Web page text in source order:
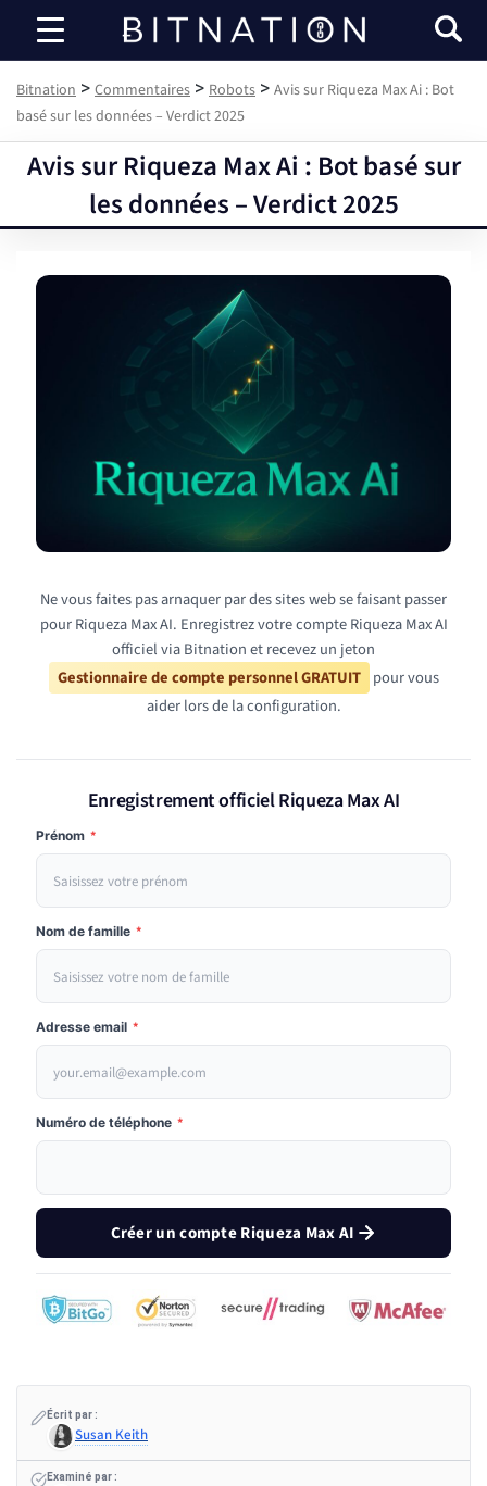
Bitnation
Bitnation > Commentaires > Robots > Avis sur Riqueza Max Ai : Bot
basé sur les données – Verdict 2025
Avis sur Riqueza Max Ai : Bot basé sur
les données – Verdict 2025
Ne vous faites pas arnaquer par des sites web se faisant passer
pour Riqueza Max AI. Enregistrez votre compte Riqueza Max AI
officiel via Bitnation et recevez un jeton
Gestionnaire de compte personnel GRATUIT pour vous
aider lors de la configuration.
Enregistrement officiel Riqueza Max AI
Prénom *
Nom de famille *
Adresse email *
Numéro de téléphone *
Créer un compte Riqueza Max AI
Écrit par :
Susan Keith
Examiné par :